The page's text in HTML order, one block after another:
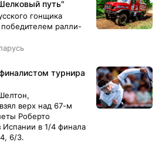
путь"
гонщика
ралли-
турнира
,
верх над 67-м
Роберто
в 1/4 финала
6/3.